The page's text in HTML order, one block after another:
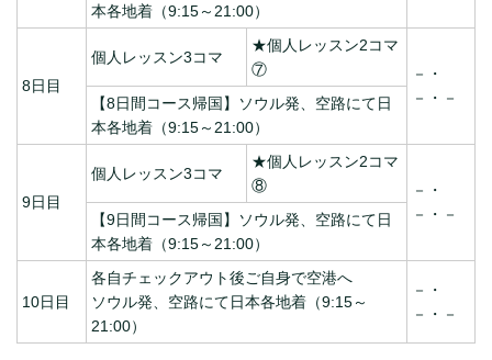
本各地着（9:15～21:00）
8日目
個人レッスン3コマ
★個人レッスン2コマ
⑦
－・
－・－
【8日間コース帰国】ソウル発、空路にて日
本各地着（9:15～21:00）
9日目
個人レッスン3コマ
★個人レッスン2コマ
⑧
－・
－・－
【9日間コース帰国】ソウル発、空路にて日
本各地着（9:15～21:00）
10日目
各自チェックアウト後ご自身で空港へ
ソウル発、空路にて日本各地着（9:15～
21:00）
－・
－・－